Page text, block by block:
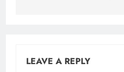
LEAVE A REPLY